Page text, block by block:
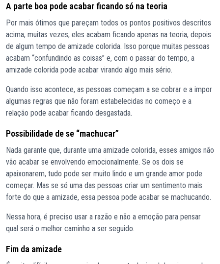
A parte boa pode acabar ficando só na teoria
Por mais ótimos que pareçam todos os pontos positivos descritos
acima, muitas vezes, eles acabam ficando apenas na teoria, depois
de algum tempo de amizade colorida. Isso porque muitas pessoas
acabam “confundindo as coisas” e, com o passar do tempo, a
amizade colorida pode acabar virando algo mais sério.
Quando isso acontece, as pessoas começam a se cobrar e a impor
algumas regras que não foram estabelecidas no começo e a
relação pode acabar ficando desgastada.
Possibilidade de se “machucar”
Nada garante que, durante uma amizade colorida, esses amigos não
vão acabar se envolvendo emocionalmente. Se os dois se
apaixonarem, tudo pode ser muito lindo e um grande amor pode
começar. Mas se só uma das pessoas criar um sentimento mais
forte do que a amizade, essa pessoa pode acabar se machucando.
Nessa hora, é preciso usar a razão e não a emoção para pensar
qual será o melhor caminho a ser seguido.
Fim da amizade